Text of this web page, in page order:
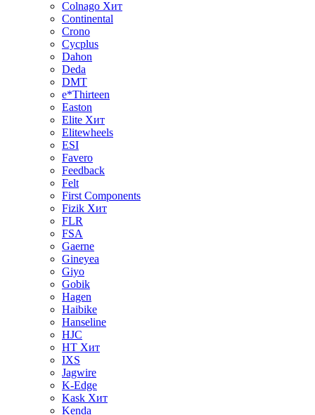
Colnago Хит
Continental
Crono
Cycplus
Dahon
Deda
DMT
e*Thirteen
Easton
Elite Хит
Elitewheels
ESI
Favero
Feedback
Felt
First Components
Fizik Хит
FLR
FSA
Gaerne
Gineyea
Giyo
Gobik
Hagen
Haibike
Hanseline
HJC
HT Хит
IXS
Jagwire
K-Edge
Kask Хит
Kenda